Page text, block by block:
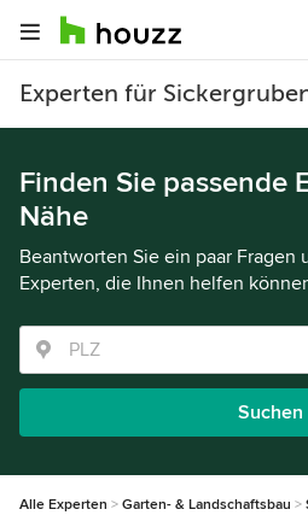
Experten für
Finden Sie passende
Nähe
Beantworten Sie ein paar Fragen
Experten, die Ihnen helfen
Suchen
Alle Experten Garten- & Landschaftsbau